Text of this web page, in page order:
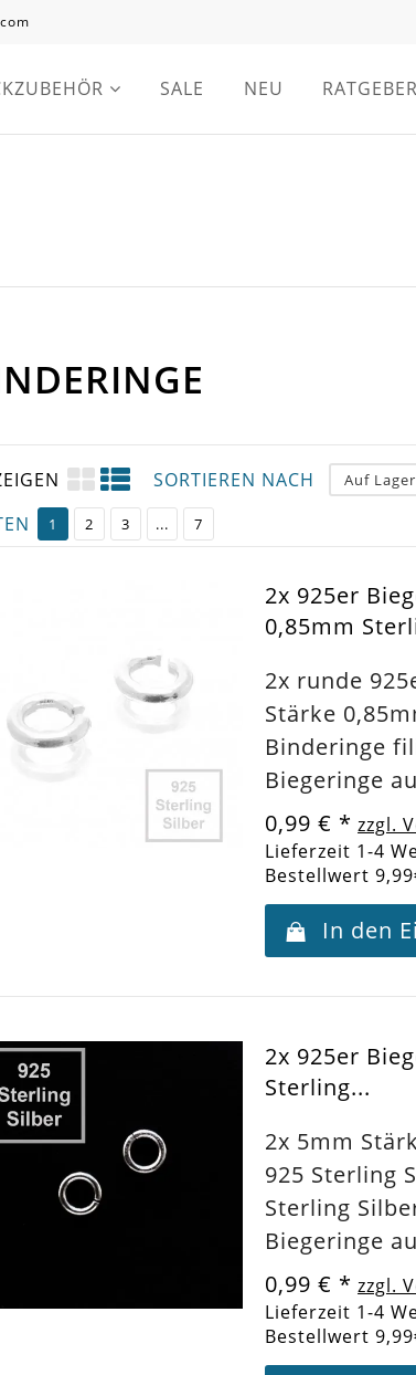
SALE NEU RATGEBER
SORTIEREN NACH Auf Lager
1 2 3 ... 7
2x 925er
0,85mm
2x runde
Stärke
Binderinge
Biegeringe
0,99 € * zzgl.
Lieferzeit 1-4
Bestellwert
In den
2x 925er
Sterling...
2x 5mm
925 Sterling
Sterling
Biegeringe
0,99 € * zzgl.
Lieferzeit 1-4
Bestellwert